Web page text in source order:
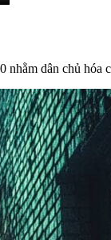
nhằm dân chủ hóa